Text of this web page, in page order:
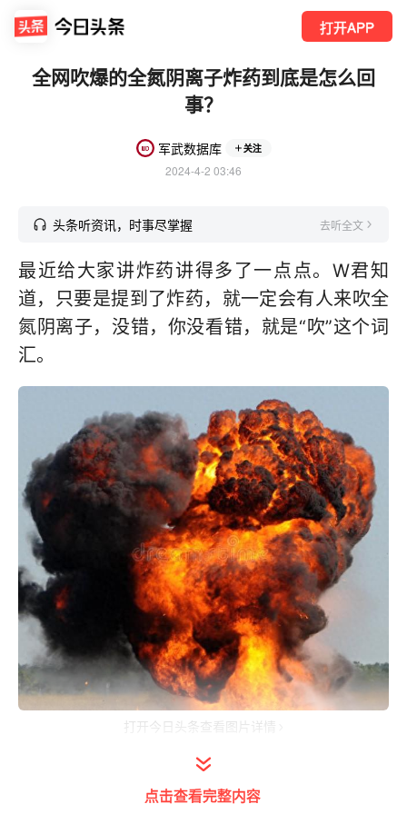
打开APP
全网吹爆的全氮阴离子炸药到底是怎么回
事？
军武数据库 关注
2024-4-2 03:46
头条听资讯，时事尽掌握 去听全文
最近给大家讲炸药讲得多了一点点。W君知
道，只要是提到了炸药，就一定会有人来吹全
氮阴离子，没错，你没看错，就是“吹”这个词
汇。
打开今日头条查看图片详情
首先咱们要说一下，炸药只是含能材料的一
种，但并不是所有含能材料都可以作为炸药存
点击查看完整内容